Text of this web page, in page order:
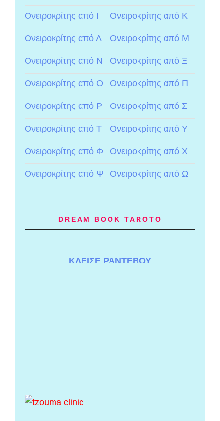
Ονειροκρίτης από Ι Ονειροκρίτης από Κ
Ονειροκρίτης από Λ Ονειροκρίτης από Μ
Ονειροκρίτης από Ν Ονειροκρίτης από Ξ
Ονειροκρίτης από Ο Ονειροκρίτης από Π
Ονειροκρίτης από Ρ Ονειροκρίτης από Σ
Ονειροκρίτης από Τ Ονειροκρίτης από Υ
Ονειροκρίτης από Φ Ονειροκρίτης από Χ
Ονειροκρίτης από Ψ Ονειροκρίτης από Ω
DREAM BOOK TAROTO
ΚΛΕΙΣΕ ΡΑΝΤΕΒΟΥ